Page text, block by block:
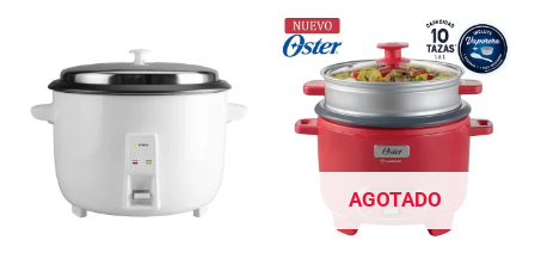
precio
original
era:
actual
es:
S/379.00.
AGOTADO
precio
original
era:
S/299.00.
El
precio
actual
es:
S/